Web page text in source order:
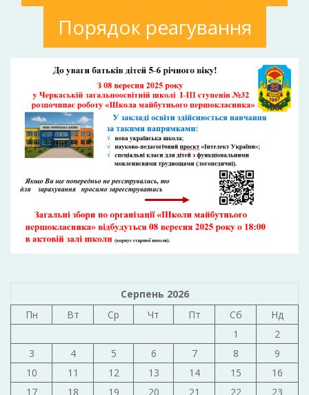
Порядок реагування
Серпень 2026
Пн
Вт Ср Чт Пт Сб
Нд
1
2
3
4 5 6 7 8
9
10
11 12 13 14 15
16
17
18 19 20 21 22 23